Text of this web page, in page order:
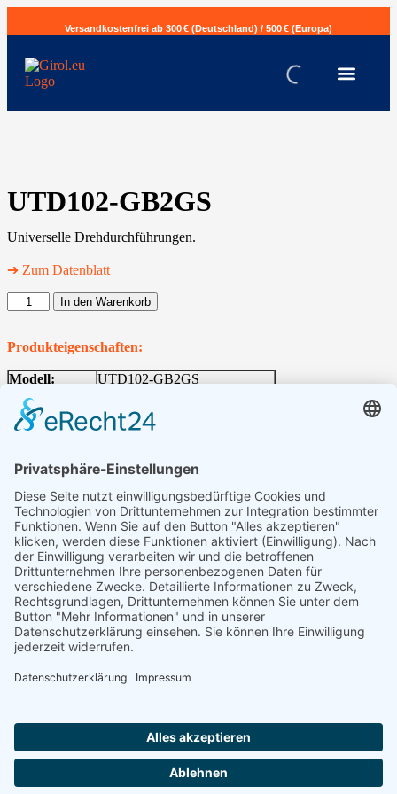
Versandkostenfrei ab 300 € (Deutschland) / 500 € (Europa)
UTD102-GB2GS
Universelle Drehdurchführungen.
➔ Zum Datenblatt
In den Warenkorb
Produkteigenschaften:
Modell:
UTD102-GB2GS
Medium:
Gewindeart:
1″ Rechtsgewinde
Anschluss:
Radial
Pmax:
Pmax: 20 bar
Tmax:
(Fluid)
Dichtung:
Siliziumkarbid
GIROL Germany
Am Wasserwerk 1
58840 Plettenberg
Ust.-ID: DE370009775
Impressum